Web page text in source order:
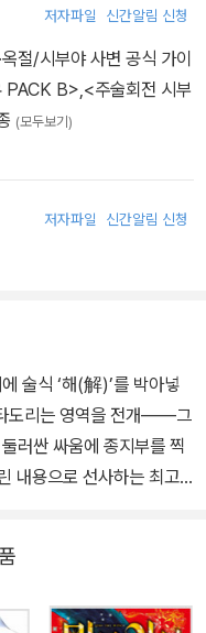
저자파일 신간알림 신청
절/시부야 사변 공식 가이
PACK B> <주술회전 시부
(모두보기)
저자파일 신간알림 신청
술식 ‘해(解)’를 박아넣
도리는 영역을 전개――그
러싼 싸움에 종지부를 찍
내용으로 선사하는 최고